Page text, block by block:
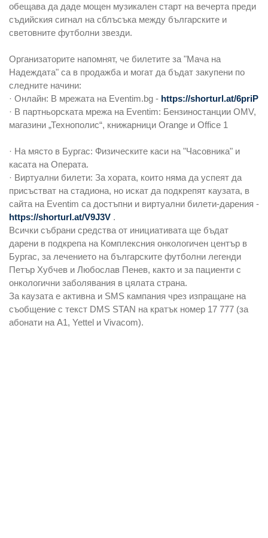
обещава да даде мощен музикален старт на вечерта преди
съдийския сигнал на сблъсъка между българските и
световните футболни звезди.
Организаторите напомнят, че билетите за "Мача на
Надеждата" са в продажба и могат да бъдат закупени по
следните начини:
· Онлайн: В мрежата на Eventim.bg - https://shorturl.at/6priP
· В партньорската мрежа на Eventim: Бензиностанции OMV,
магазини „Технополис“, книжарници Orange и Office 1
· На място в Бургас: Физическите каси на "Часовника" и
касата на Операта.
· Виртуални билети: За хората, които няма да успеят да
присъстват на стадиона, но искат да подкрепят каузата, в
сайта на Eventim са достъпни и виртуални билети-дарения -
https://shorturl.at/V9J3V .
Всички събрани средства от инициативата ще бъдат
дарени в подкрепа на Комплексния онкологичен център в
Бургас, за лечението на българските футболни легенди
Петър Хубчев и Любослав Пенев, както и за пациенти с
онкологични заболявания в цялата страна.
За каузата е активна и SMS кампания чрез изпращане на
съобщение с текст DMS STAN на кратък номер 17 777 (за
абонати на А1, Yettel и Vivacom).